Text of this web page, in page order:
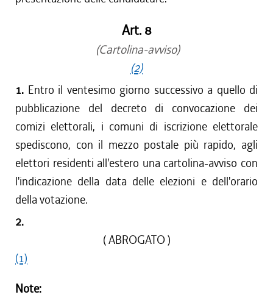
Art. 8
(Cartolina-avviso)
(2)
1. Entro il ventesimo giorno successivo a quello di
pubblicazione del decreto di convocazione dei
comizi elettorali, i comuni di iscrizione elettorale
spediscono, con il mezzo postale più rapido, agli
elettori residenti all'estero una cartolina-avviso con
l'indicazione della data delle elezioni e dell'orario
della votazione.
2.
( ABROGATO )
(1)
Note: